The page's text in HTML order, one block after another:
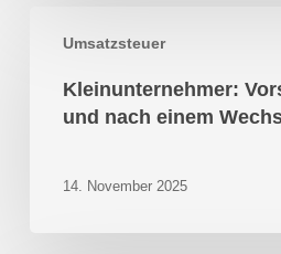
Umsatzsteuer
Vorsteuerabzug
nach
Wechsel
Kleinunternehmer:
und nach einem
14. November 2025